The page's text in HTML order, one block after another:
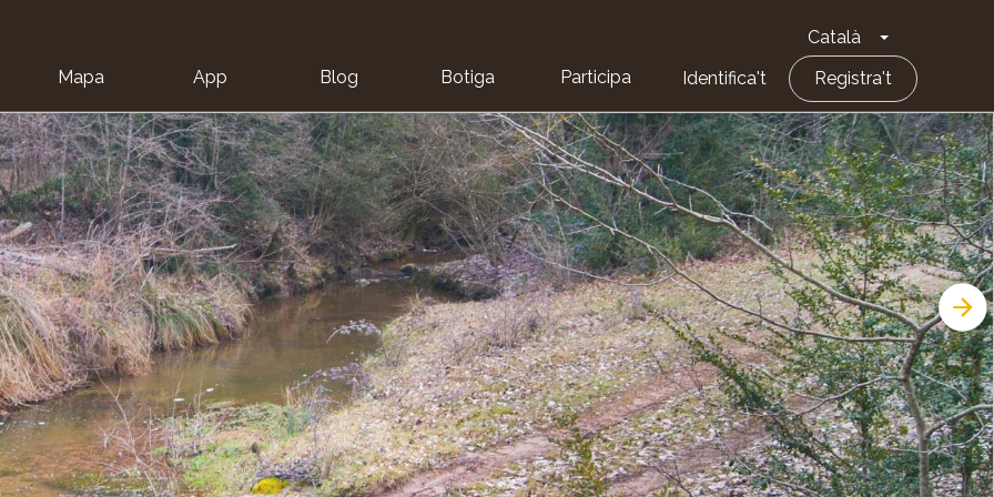
Català Toggle
Mapa App Blog Botiga Participa Identifica't Registra't